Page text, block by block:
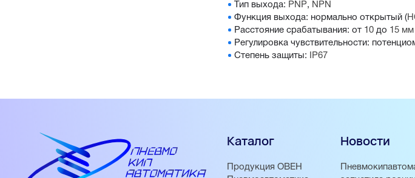
Тип выхода: PNP, NPN
Функция выхода: нормально открытый (
Расстояние срабатывания: от 10 до 15 мм
Регулировка чувствительности:
Степень защиты:
IP67
Каталог
Продукция ОВЕН
Новости